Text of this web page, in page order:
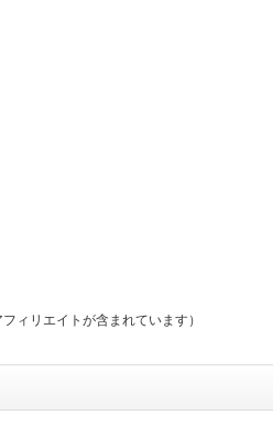
ィリエイトが含まれています）